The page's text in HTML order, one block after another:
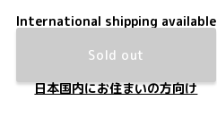
International shipping available
Sold out
日本国内にお住まいの方向け